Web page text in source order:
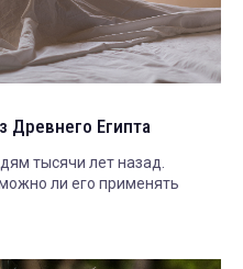
Древнего Египта
тысячи лет назад.
ли его применять